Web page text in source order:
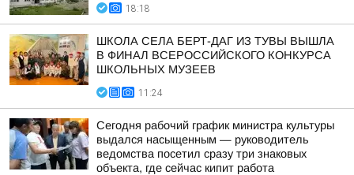
18:18
ШКОЛА СЕЛА БЕРТ-ДАГ ИЗ ТУВЫ ВЫШЛА
В ФИНАЛ ВСЕРОССИЙСКОГО КОНКУРСА
ШКОЛЬНЫХ МУЗЕЕВ
11:24
Сегодня рабочий график министра культуры
выдался насыщенным — руководитель
ведомства посетил сразу три знаковых
объекта, где сейчас кипит работа